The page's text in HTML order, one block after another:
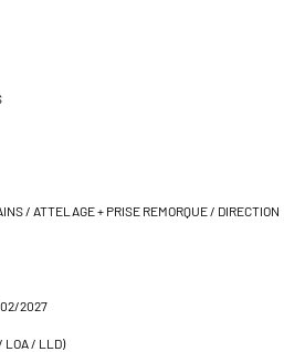
/ ATTELAGE + PRISE REMORQUE / DIRECTION
02/2027
LOA / LLD)